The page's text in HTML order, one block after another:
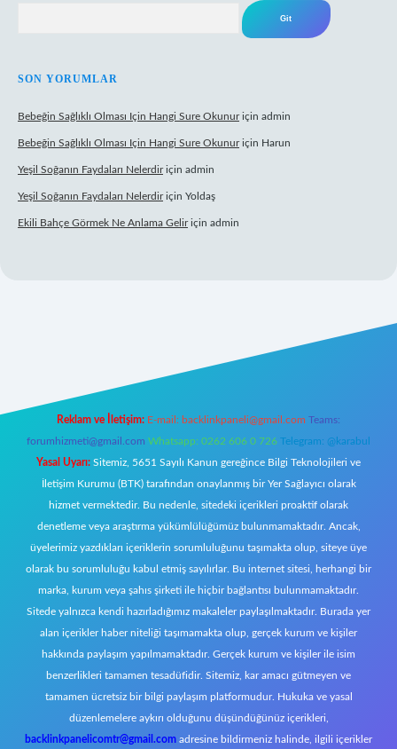
SON YORUMLAR
Bebeğin Sağlıklı Olması Için Hangi Sure Okunuriçin admin
Bebeğin Sağlıklı Olması Için Hangi Sure Okunuriçin Harun
Yeşil Soğanın Faydaları Nelerdiriçin admin
Yeşil Soğanın Faydaları Nelerdiriçin Yoldaş
Ekili Bahçe Görmek Ne Anlama Geliriçin admin
Reklam ve İletişim: E-mail: backlinkpaneli@gmail.com Teams:
forumhizmeti@gmail.com Whatsapp: 0262 606 0 726 Telegram: @karabul
Yasal Uyarı: Sitemiz, 5651 Sayılı Kanun gereğince Bilgi Teknolojileri ve
İletişim Kurumu (BTK) tarafından onaylanmış bir Yer Sağlayıcı olarak
hizmet vermektedir. Bu nedenle, sitedeki içerikleri proaktif olarak
denetleme veya araştırma yükümlülüğümüz bulunmamaktadır. Ancak,
üyelerimiz yazdıkları içeriklerin sorumluluğunu taşımakta olup, siteye üye
olarak bu sorumluluğu kabul etmiş sayılırlar. Bu internet sitesi, herhangi bir
marka, kurum veya şahıs şirketi ile hiçbir bağlantısı bulunmamaktadır.
Sitede yalnızca kendi hazırladığımız makaleler paylaşılmaktadır. Burada yer
alan içerikler haber niteliği taşımamakta olup, gerçek kurum ve kişiler
hakkında paylaşım yapılmamaktadır. Gerçek kurum ve kişiler ile isim
benzerlikleri tamamen tesadüfidir. Sitemiz, kar amacı gütmeyen ve
tamamen ücretsiz bir bilgi paylaşım platformudur. Hukuka ve yasal
düzenlemelere aykırı olduğunu düşündüğünüz içerikleri,
backlinkpanelicomtr@gmail.com adresine bildirmeniz halinde, ilgili içerikler